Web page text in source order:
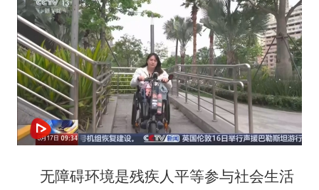
无障碍环境是残疾人平等参与社会生活